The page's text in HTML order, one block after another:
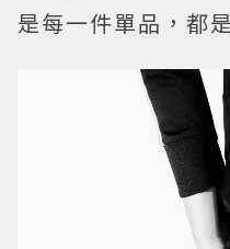
是每一件單品，都